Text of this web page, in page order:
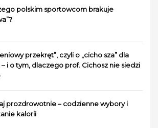
polskim sportowcom brakuje
przekręt”, czyli o „cicho sza” dla
– i o tym, dlaczego prof. Cichosz nie siedzi
prozdrowotnie – codzienne wybory i
kalorii